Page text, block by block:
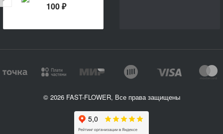
100 ₽
© 2026 FAST-FLOWER, Все права защищены